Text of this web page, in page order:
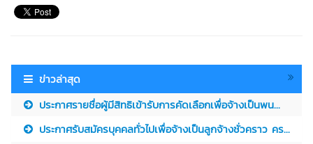
ข่าวล่าสุด
ประกาศรายชื่อผู้มีสิทธิเข้ารับการคัดเลือกเพื่อจ้างเป็นพน...
ประกาศรับสมัครบุคคลทั่วไปเพื่อจ้างเป็นลูกจ้างชั่วคราว คร...